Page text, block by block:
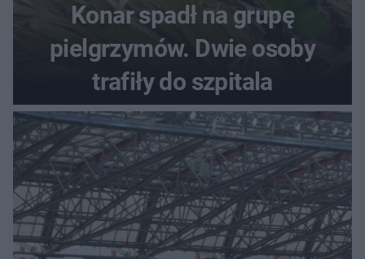
Konar spadł na grupę
pielgrzymów. Dwie osoby
trafiły do szpitala